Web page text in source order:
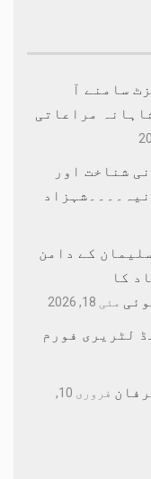
سامنے آ
مراعاتی
شناخت اور
کے دامن
کا
مئی 18, 2026
لٹریری فورم
فروری 10,